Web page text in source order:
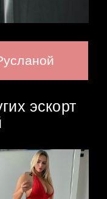
эскорт